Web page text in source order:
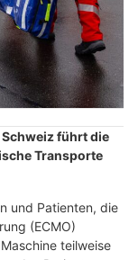
führt die
Transporte
und Patienten, die
(ECMO)
teilweise